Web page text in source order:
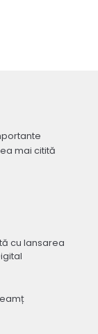
mai citită
cu lansarea